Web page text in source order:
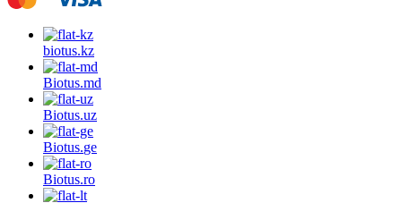
biotus.kz
Biotus.md
Biotus.uz
Biotus.ge
Biotus.ro